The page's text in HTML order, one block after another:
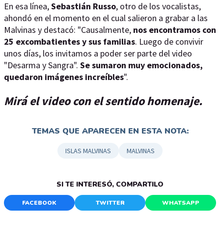
En esa línea,Sebastián Russo, otro de los vocalistas,
ahondó en el momento en el cual salieron a grabar a las
Malvinas y destacó: "Causalmente, nos encontramos con
25 excombatientes y sus familias. Luego de convivir
unos días, los invitamos a poder ser parte del video
"Desarma y Sangra". Se sumaron muy emocionados,
quedaron imágenes increíbles".
Mirá el video con el sentido homenaje.
TEMAS QUE APARECEN EN ESTA NOTA:
ISLAS MALVINAS MALVINAS
SI TE INTERESÓ, COMPARTILO
FACEBOOK TWITTER WHATSAPP